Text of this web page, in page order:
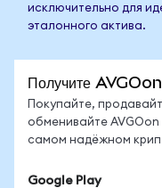
исключительно для
эталонного актива.
Получите
Покупайте,
обменивайте AVGOon
самом надёжном
Google Play